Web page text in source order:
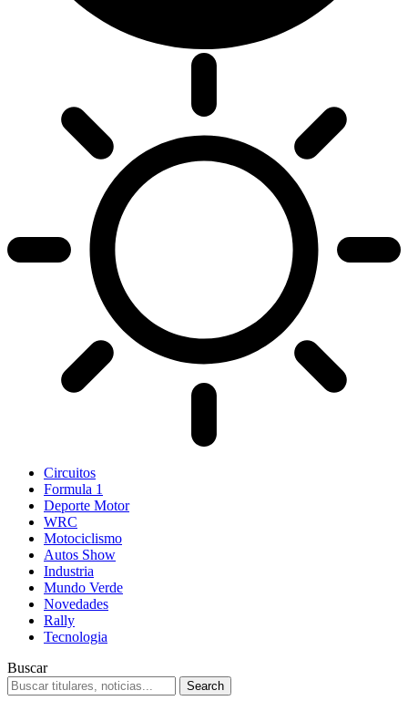
Circuitos
Formula 1
Deporte Motor
WRC
Motociclismo
Autos Show
Industria
Mundo Verde
Novedades
Rally
Tecnologia
Buscar